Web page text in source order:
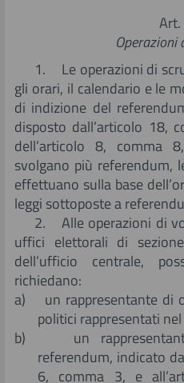
Operazioni
1. Le operazioni di
gli orari, il calendario e le
di indizione del
disposto dall’articolo 18,
dell’articolo 8, comma
svolgano più referendum,
effettuano sulla base
leggi sottoposte a
2. Alle operazioni di
uffici elettorali di
dell’ufficio centrale,
richiedano:
a) un rappresentante di
politici rappresentati
b) un
referendum, indicato
6, comma 3, e